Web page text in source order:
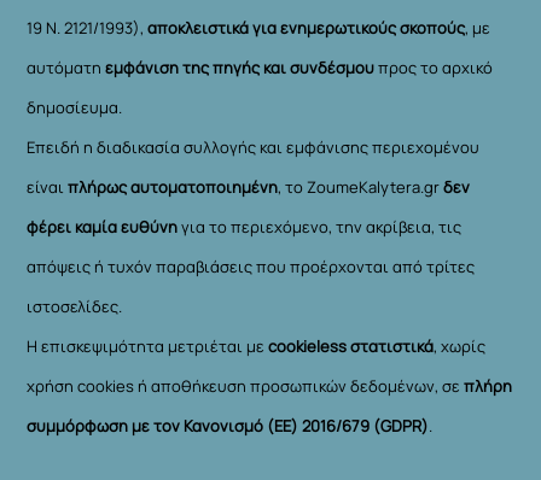
19 Ν. 2121/1993), αποκλειστικά για ενημερωτικούς σκοπούς, με
αυτόματηεμφάνιση της πηγής και συνδέσμουπρος το αρχικό
δημοσίευμα.
Επειδή η διαδικασία συλλογής και εμφάνισης περιεχομένου
είναιπλήρως αυτοματοποιημένη, το ZoumeKalytera.grδεν
φέρει καμία ευθύνηγια το περιεχόμενο, την ακρίβεια, τις
απόψεις ή τυχόν παραβιάσεις που προέρχονται από τρίτες
ιστοσελίδες.
Η επισκεψιμότητα μετριέται μεcookieless στατιστικά, χωρίς
χρήση cookies ή αποθήκευση προσωπικών δεδομένων, σεπλήρη
συμμόρφωση με τον Κανονισμό (ΕΕ) 2016/679 (GDPR).